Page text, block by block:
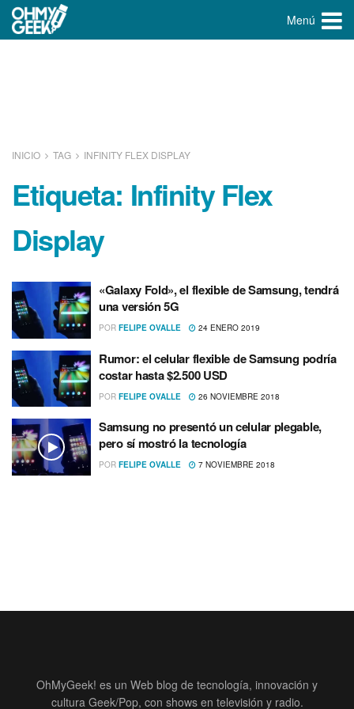
Menú
INICIO TAG INFINITY FLEX DISPLAY
Etiqueta: Infinity Flex
Display
«Galaxy Fold», el flexible de Samsung, tendrá
una versión 5G
POR FELIPE OVALLE 24 ENERO 2019
Rumor: el celular flexible de Samsung podrí­a
costar hasta $2.500 USD
POR FELIPE OVALLE 26 NOVIEMBRE 2018
Samsung no presentó un celular plegable,
pero sí­ mostró la tecnologí­a
POR FELIPE OVALLE 7 NOVIEMBRE 2018
OhMyGeek! es un Web blog de tecnología, innovación y
cultura Geek/Pop, con shows en televisión y radio.